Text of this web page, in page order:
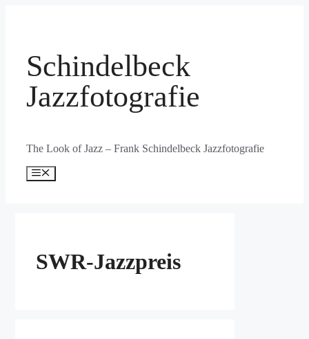
Schindelbeck
Jazzfotografie
The Look of Jazz – Frank Schindelbeck Jazzfotografie
Menü
SWR-Jazzpreis